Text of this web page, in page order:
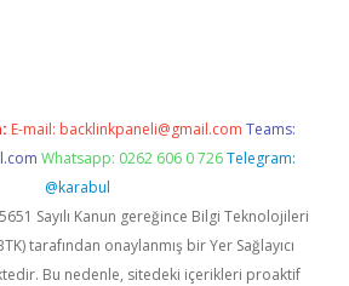
E-mail: backlinkpaneli@gmail.com Teams:
Whatsapp: 0262 606 0 726 Telegram:
@karabul
Sayılı Kanun gereğince Bilgi Teknolojileri
tarafından onaylanmış bir Yer Sağlayıcı
Bu nedenle, sitedeki içerikleri proaktif